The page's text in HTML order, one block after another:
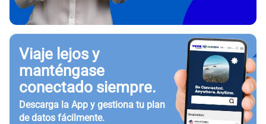
Viaje lejos y
manténgase
conectado siempre.
Descarga la App y gestiona tu plan
de datos fácilmente.